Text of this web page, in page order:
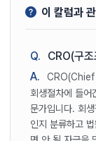
이 칼럼과
Q.
CRO(구
A.
CRO(Chief
회생절차에 들어
문가입니다. 회
인지 분류하고